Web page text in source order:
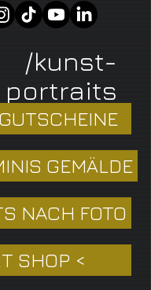
/kunst-
portraits
GEMÄLDE
NACH FOTO
SHOP <